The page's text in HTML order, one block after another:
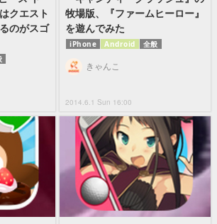
クエスト
のがスゴ
牧場版、『ファームヒーロー』
を遊んでみた
iPhone Android 全般
2014.6.1 Sun 16:00
きゃんこ